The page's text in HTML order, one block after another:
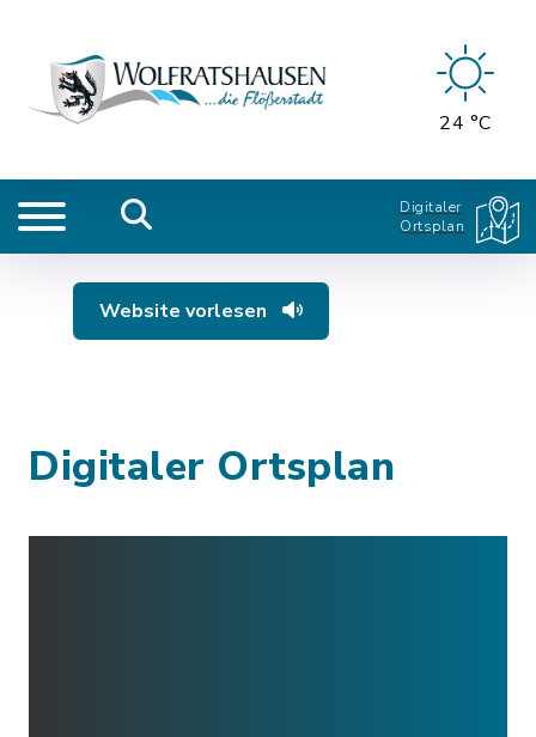
24 °C
Digitaler
Ortsplan
Website vorlesen
Digitaler Ortsplan